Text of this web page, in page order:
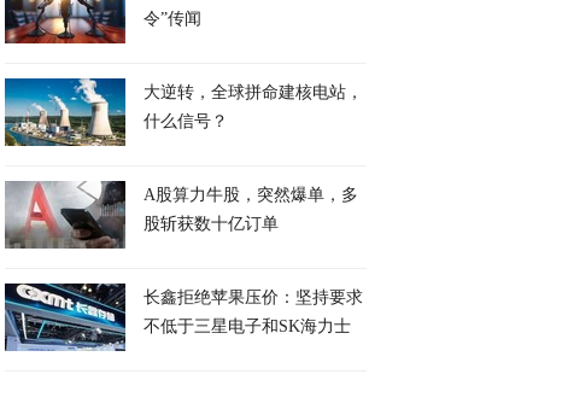
令”传闻
大逆转，全球拼命建核电站，
什么信号？
A股算力牛股，突然爆单，多
股斩获数十亿订单
长鑫拒绝苹果压价：坚持要求
不低于三星电子和SK海力士